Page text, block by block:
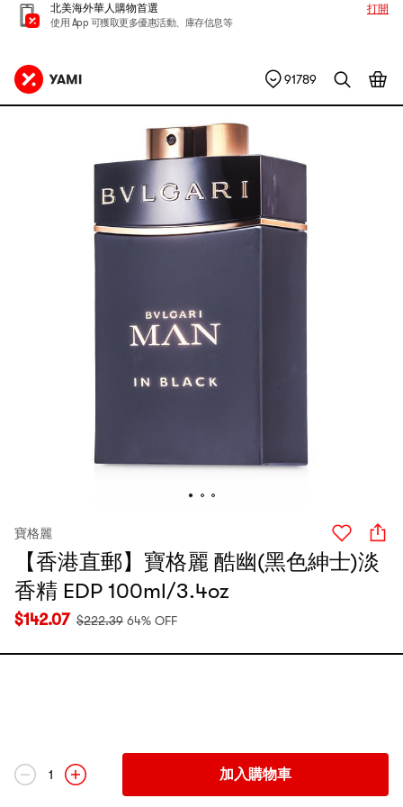
北美海外華人購物首選
使用 App 可獲取更多優惠活動、庫存信息等
打開
91789
寶格麗
【香港直郵】寶格麗 酷幽(黑色紳士)淡
香精 EDP 100ml/3.4oz
$142.07 $222.39 64% OFF
1 加入購物車